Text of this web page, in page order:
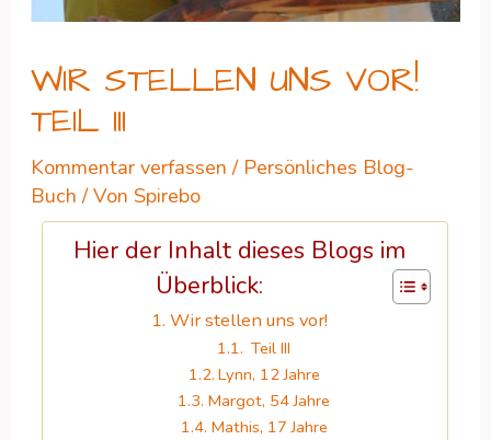
WIR STELLEN UNS VOR!
TEIL III
Kommentar verfassen / Persönliches Blog-
Buch / Von Spirebo
Hier der Inhalt dieses Blogs im
Überblick:
Wir stellen uns vor!
Teil III
Lynn, 12 Jahre
Margot, 54 Jahre
Mathis, 17 Jahre